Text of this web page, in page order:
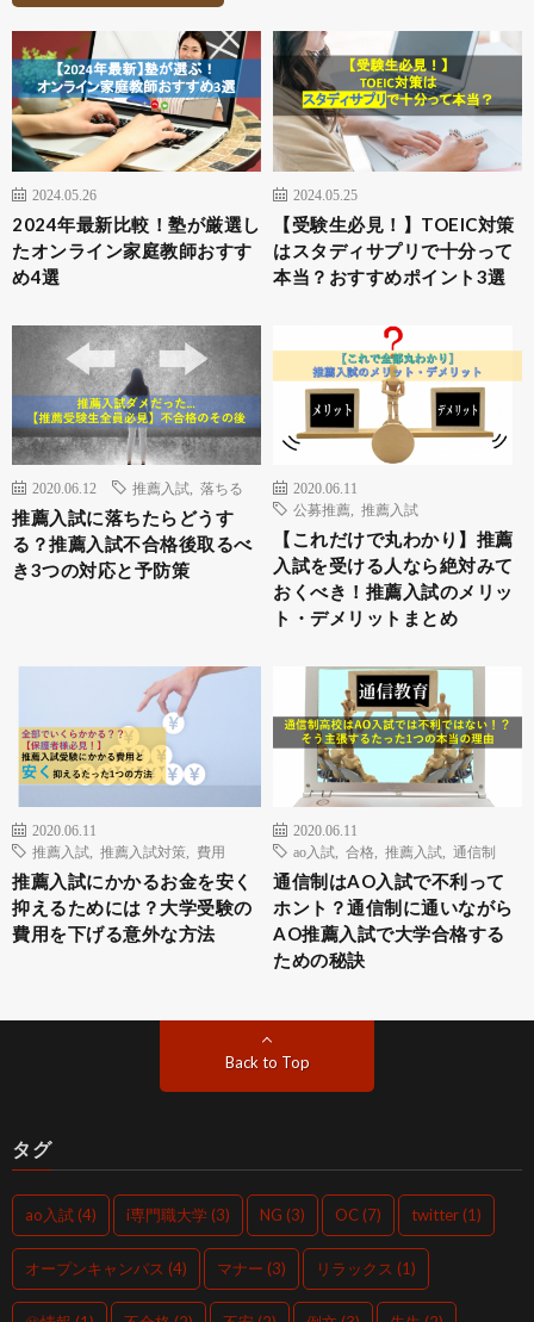
2024.05.26
2024年最新比較！塾が厳選し
たオンライン家庭教師おすす
め4選
2024.05.25
【受験生必見！】TOEIC対策
はスタディサプリで十分って
本当？おすすめポイント3選
2020.06.12 推薦入試 落ちる
推薦入試に落ちたらどうす
る？推薦入試不合格後取るべ
き3つの対応と予防策
2020.06.11
公募推薦
推薦入試
【これだけで丸わかり】推薦
入試を受ける人なら絶対みて
おくべき！推薦入試のメリッ
ト・デメリットまとめ
2020.06.11
推薦入試
推薦入試対策 費用
推薦入試にかかるお金を安く
抑えるためには？大学受験の
費用を下げる意外な方法
2020.06.11
ao入試
合格 推薦入試 通信制
通信制はAO入試で不利って
ホント？通信制に通いながら
AO推薦入試で大学合格する
ための秘訣
Back to Top
タグ
ao入試 (4) i専門職大学 (3) NG (3) OC (7) twitter (1)
オープンキャンパス (4) マナー (3) リラックス (1)